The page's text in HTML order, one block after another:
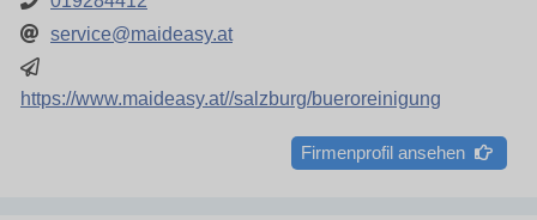
service@maideasy.at
https://www.maideasy.at//salzburg/bueroreinigung
Firmenprofil ansehen